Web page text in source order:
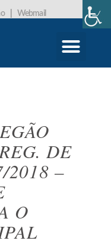
Webmail
DE
2018 –
O